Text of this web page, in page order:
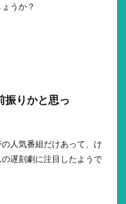
うか？
振りかと思っ
人気番組だけあって、け
遅刻劇に注目したようで